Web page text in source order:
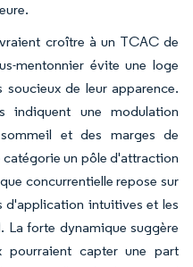
croître à un TCAC de
mentonnier évite une loge
de leur apparence.
indiquent une modulation
et des marges de
un pôle d'attraction
concurrentielle repose sur
d'application intuitives et les
La forte dynamique suggère
pourraient capter une part